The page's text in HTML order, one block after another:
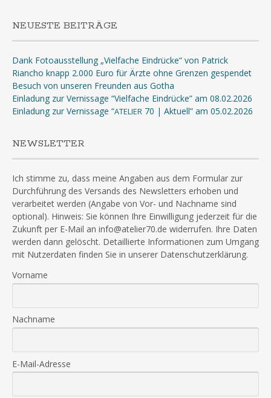
NEUESTE BEITRÄGE
Dank Fotoausstellung „Vielfache Eindrücke“ von Patrick
Riancho knapp 2.000 Euro für Ärzte ohne Grenzen gespendet
Besuch von unseren Freunden aus Gotha
Einladung zur Vernissage “Vielfache Eindrücke” am 08.02.2026
Einladung zur Vernissage “ATELIER 70 | Aktuell” am 05.02.2026
NEWSLETTER
Ich stimme zu, dass meine Angaben aus dem Formular zur
Durchführung des Versands des Newsletters erhoben und
verarbeitet werden (Angabe von Vor- und Nachname sind
optional). Hinweis: Sie können Ihre Einwilligung jederzeit für die
Zukunft per E-Mail an info@atelier70.de widerrufen. Ihre Daten
werden dann gelöscht. Detaillierte Informationen zum Umgang
mit Nutzerdaten finden Sie in unserer Datenschutzerklärung.
Vorname
Nachname
E-Mail-Adresse